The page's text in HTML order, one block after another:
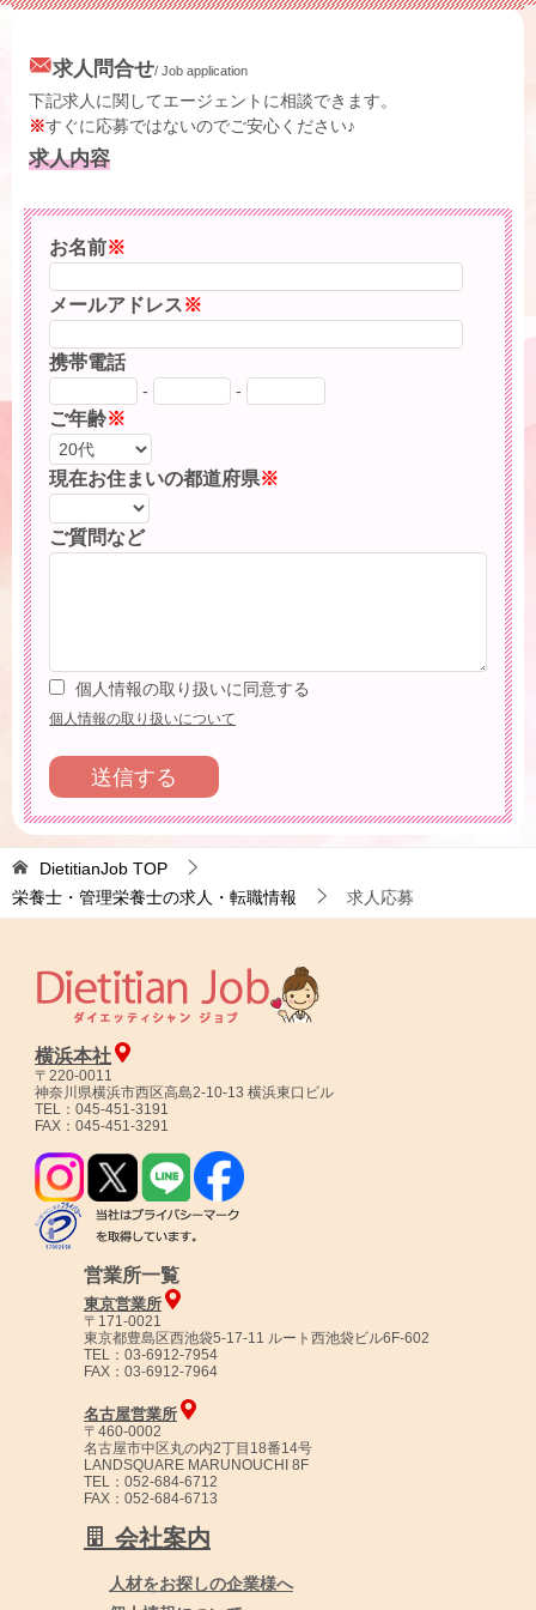
求人問合せ/ Job application
下記求人に関してエージェントに相談できます。
※すぐに応募ではないのでご安心ください♪
求人内容
お名前※
メールアドレス※
携帯電話
- -
ご年齢※
現在お住まいの都道府県※
ご質問など
個人情報の取り扱いに同意する
個人情報の取り扱いについて
DietitianJob TOP
栄養士・管理栄養士の求人・転職情報
求人応募
横浜本社
〒220-0011
神奈川県横浜市西区高島2-10-13 横浜東口ビル
TEL：045-451-3191
FAX：045-451-3291
営業所一覧
東京営業所
〒171-0021
東京都豊島区西池袋5-17-11 ルート西池袋ビル6F-602
TEL：03-6912-7954
FAX：03-6912-7964
名古屋営業所
〒460-0002
名古屋市中区丸の内2丁目18番14号
LANDSQUARE MARUNOUCHI 8F
TEL：052-684-6712
FAX：052-684-6713
会社案内
人材をお探しの企業様へ